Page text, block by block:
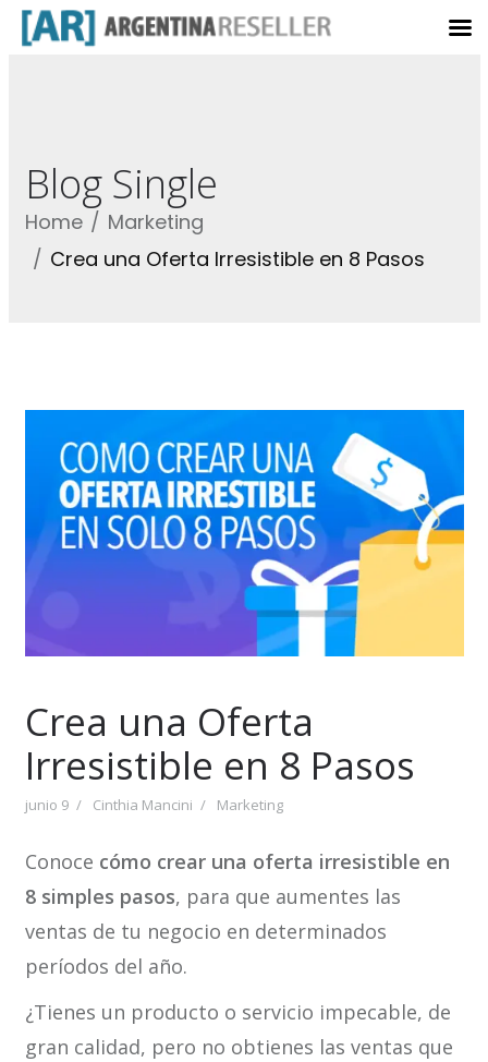
Blog Single
Home
Marketing
Crea una Oferta Irresistible en 8 Pasos
Crea una Oferta
Irresistible en 8 Pasos
junio 9 Cinthia Mancini Marketing
Conoce cómo crear una oferta irresistible en
8 simples pasos, para que aumentes las
ventas de tu negocio en determinados
períodos del año.
¿Tienes un producto o servicio impecable, de
gran calidad, pero no obtienes las ventas que